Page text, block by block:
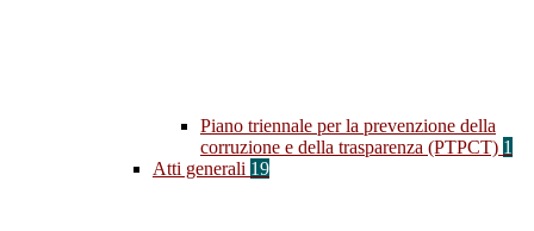
Piano triennale per la prevenzione della
corruzione e della trasparenza (PTPCT) 1
Atti generali 19